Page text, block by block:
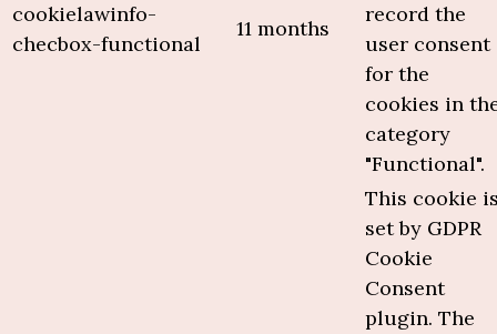
cookielawinfo-
checbox-functional
11 months
record the
user consent
for the
cookies in
category
"Functional".
This cookie
set by GDPR
Cookie
Consent
plugin. The